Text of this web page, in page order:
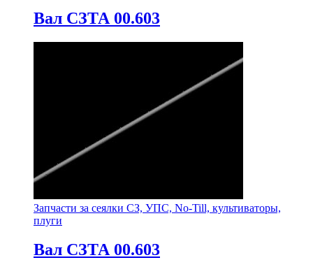
Вал СЗТА 00.603
Запчасти за сеялки СЗ, УПС, No-Till, культиваторы,
плуги
Вал СЗТА 00.603